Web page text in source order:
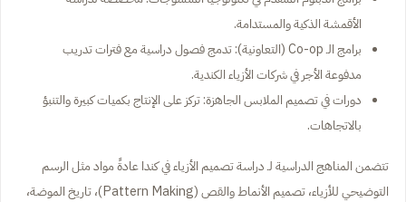
الأقمشة الذكية والمستدامة.
برامج الـ Co-op (التعاونية): تدمج فصول دراسية مع فترات تدريب
مدفوعة الأجر في شركات الأزياء الكندية.
دورات في تصميم الملابس الجاهزة: تركز على الإنتاج بكميات كبيرة والتنبؤ
بالاتجاهات.
تتضمن المناهج الدراسية لـ دراسة تصميم الأزياء في كندا عادةً مواد مثل الرسم
التوضيحي للأزياء، تصميم الأنماط والقص (Pattern Making)، تاريخ الموضة،